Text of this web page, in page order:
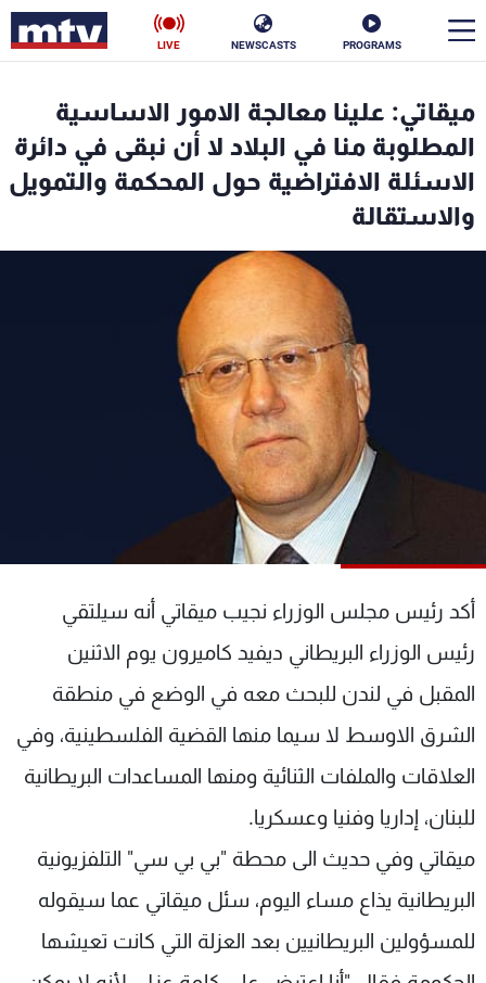
PROGRAMS
NEWSCASTS
LIVE
ميقاتي: علينا معالجة الامور الاساسية
المطلوبة منا في البلاد لا أن نبقى في دائرة
الاسئلة الافتراضية حول المحكمة والتمويل
والاستقالة
أكد رئيس مجلس الوزراء نجيب ميقاتي أنه سيلتقي
رئيس الوزراء البريطاني ديفيد كاميرون يوم الاثنين
المقبل في لندن للبحث معه في الوضع في منطقة
الشرق الاوسط لا سيما منها القضية الفلسطينية، وفي
العلاقات والملفات الثنائية ومنها المساعدات البريطانية
للبنان، إداريا وفنيا وعسكريا.
ميقاتي وفي حديث الى محطة "بي بي سي" التلفزيونية
البريطانية يذاع مساء اليوم، سئل ميقاتي عما سيقوله
للمسؤولين البريطانيين بعد العزلة التي كانت تعيشها
الأخبار
سياسة ناس
إقتصاد فن
رياضة
جدول البرامج
عن MTV
لاعلاناتكم
وظائف
شروط الإسـتخدام